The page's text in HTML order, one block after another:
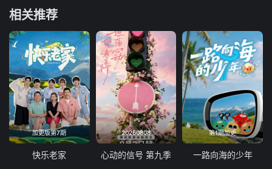
相关推荐
加更版第7期
快乐老家
20260808
心动的信号 第九季
第1期加更
一路向海的少年